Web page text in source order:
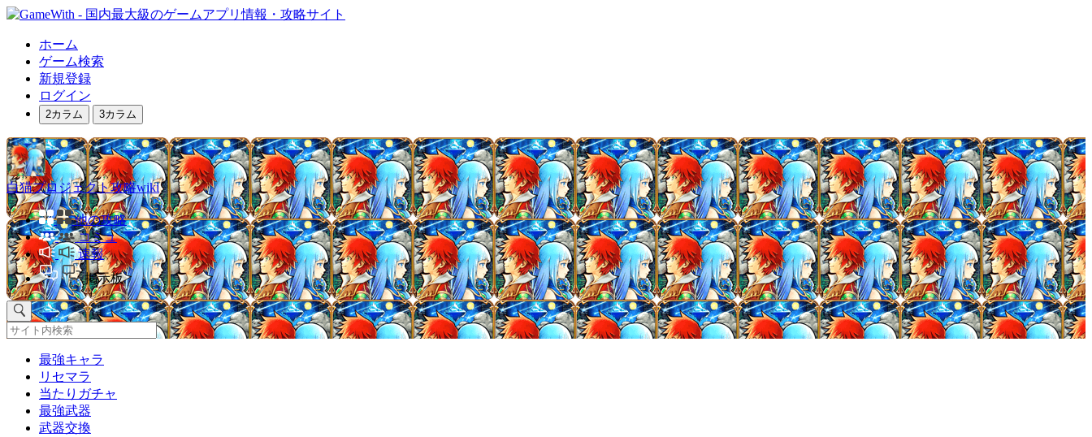
ホーム
ゲーム検索
新規登録
ログイン
2カラム 3カラム
白猫プロジェクト攻略wiki
他の攻略
コミュ
速報
掲示板
最強キャラ
リセマラ
当たりガチャ
最強武器
武器交換